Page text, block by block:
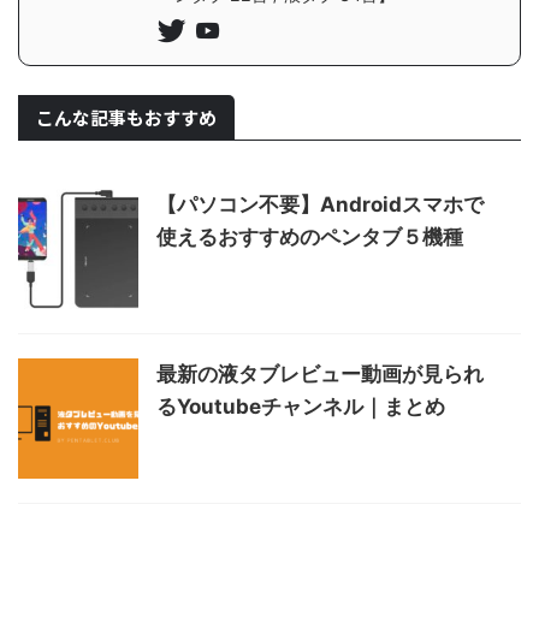
こんな記事もおすすめ
【パソコン不要】Androidスマホで
使えるおすすめのペンタブ５機種
最新の液タブレビュー動画が見られ
るYoutubeチャンネル｜まとめ